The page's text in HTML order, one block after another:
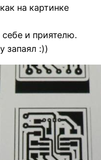
на картинке
и приятелю.
запаял :))